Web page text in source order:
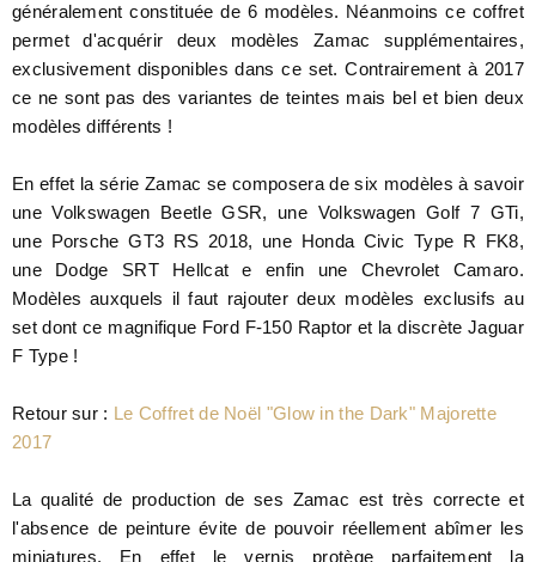
généralement constituée de 6 modèles. Néanmoins ce coffret
permet d'acquérir deux modèles Zamac supplémentaires,
exclusivement disponibles dans ce set. Contrairement à 2017
ce ne sont pas des variantes de teintes mais bel et bien deux
modèles différents !
En effet la série Zamac se composera de six modèles à savoir
uneVolkswagen Beetle GSR, une Volkswagen Golf 7 GTi,
une Porsche GT3 RS 2018, une Honda Civic Type R FK8,
une Dodge SRT Hellcat e enfin une Chevrolet Camaro.
Modèles auxquels il faut rajouter deux modèles exclusifs au
set dont ce magnifique Ford F-150 Raptor et la discrète Jaguar
F Type !
Retour sur : Le Coffret de Noël "Glow in the Dark" Majorette
2017
La qualité de production de ses Zamac est très correcte et
l'absence de peinture évite de pouvoir réellement abîmer les
miniatures. En effet le vernis protège parfaitement la